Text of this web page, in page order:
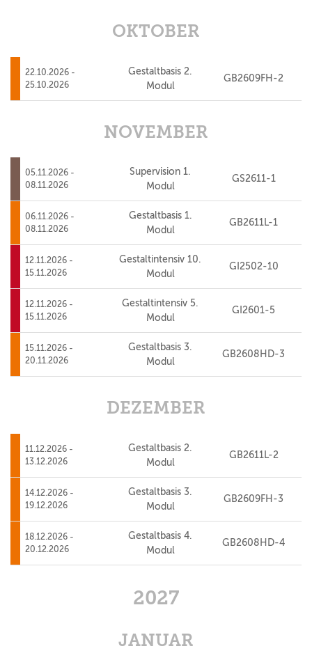
OKTOBER
22.10.2026 -
25.10.2026
Gestaltbasis 2.
Modul
GB2609FH-2
NOVEMBER
05.11.2026 -
08.11.2026
Supervision 1.
Modul
GS2611-1
06.11.2026 -
08.11.2026
Gestaltbasis 1.
Modul
GB2611L-1
12.11.2026 -
15.11.2026
Gestaltintensiv 10.
Modul
GI2502-10
12.11.2026 -
15.11.2026
Gestaltintensiv 5.
Modul
GI2601-5
15.11.2026 -
20.11.2026
Gestaltbasis 3.
Modul
GB2608HD-3
DEZEMBER
11.12.2026 -
13.12.2026
Gestaltbasis 2.
Modul
GB2611L-2
14.12.2026 -
19.12.2026
Gestaltbasis 3.
Modul
GB2609FH-3
18.12.2026 -
20.12.2026
Gestaltbasis 4.
Modul
GB2608HD-4
2027
JANUAR